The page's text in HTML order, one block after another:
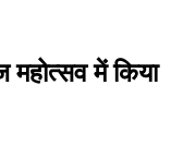
में किया